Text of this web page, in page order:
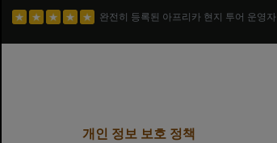
완전히 등록된 아프리카 현지 투어 운영자
개인 정보 보호 정책